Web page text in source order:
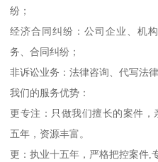
纷；
经济合同纠纷：公司企业、机
务、合同纠纷；
非诉讼业务：法律咨询、代写法
我们的服务优势：
更专注：只做我们擅长的案件
五年，资源丰富。
更：执业十五年，严格把控案件,